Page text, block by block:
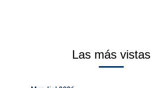
Las más vistas